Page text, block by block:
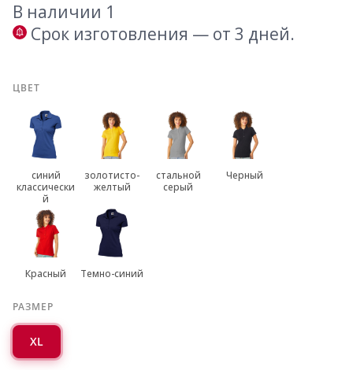
В наличии 1
Срок изготовления — от 3 дней.
ЦВЕТ
синий
классически
й
золотисто-
желтый
стальной
серый
Черный
Красный Темно-синий
РАЗМЕР
XL